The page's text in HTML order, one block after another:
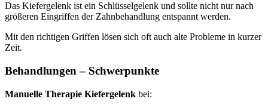
Das Kiefergelenk ist ein Schlüsselgelenk und sollte nicht nur nach
größeren Eingriffen der Zahnbehandlung entspannt werden.
Mit den richtigen Griffen lösen sich oft auch alte Probleme in kurzer
Zeit.
Behandlungen – Schwerpunkte
Manuelle Therapie Kiefergelenk bei: